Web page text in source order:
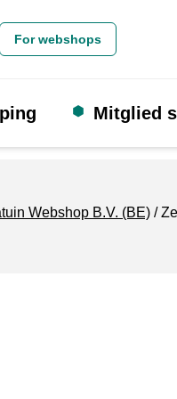
For webshops
Mitglied
Webshop B.V. (BE)